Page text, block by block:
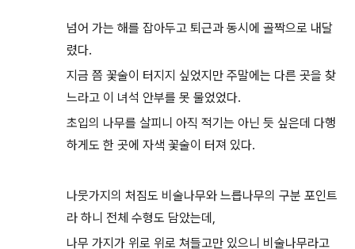
넘어 가는 해를 잡아두고 퇴근과 동시에 골짝으로 내달
렸다.
지금 쯤 꽃술이 터지지 싶었지만 주말에는 다른 곳을 찾
느라고 이 녀석 안부를 못 물었었다.
초입의 나무를 살피니 아직 적기는 아닌 듯 싶은데 다행
하게도 한 곳에 자색 꽃술이 터져 있다.
나뭇가지의 처짐도 비술나무와 느릅나무의 구분 포인트
라 하니 전체 수형도 담았는데,
나무 가지가 위로 위로 쳐들고만 있으니 비술나무라고